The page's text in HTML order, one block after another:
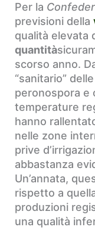
Per la
previsioni della
qualità elevata
quantità
scorso anno.
“sanitario”
peronospora e
temperature
hanno
nelle zone
prive
abbastanza
Un’annata,
rispetto a
produzioni
una qualità